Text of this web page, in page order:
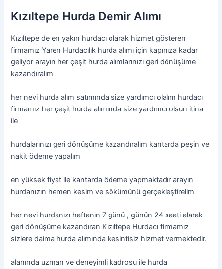
Kızıltepe Hurda Demir Alımı
Kızıltepe de en yakın hurdacı olarak hizmet gösteren
firmamız Yaren Hurdacılık hurda alımı için kapınıza kadar
geliyor arayın her çeşit hurda alımlarınızı geri dönüşüme
kazandıralım
her nevi hurda alım satımında size yardımcı olalım hurdacı
firmamız her çeşit hurda alımında size yardımcı olsun itina
ile
hurdalarınızı geri dönüşüme kazandıralım kantarda peşin ve
nakit ödeme yapalım
en yüksek fiyat ile kantarda ödeme yapmaktadır arayın
hurdanızın hemen kesim ve sökümünü gerçekleştirelim
her nevi hurdanızı haftanın 7 günü , günün 24 saati alarak
geri dönüşüme kazandıran Kızıltepe Hurdacı firmamız
sizlere daima hurda alımında kesintisiz hizmet vermektedir.
alanında uzman ve deneyimli kadrosu ile hurda